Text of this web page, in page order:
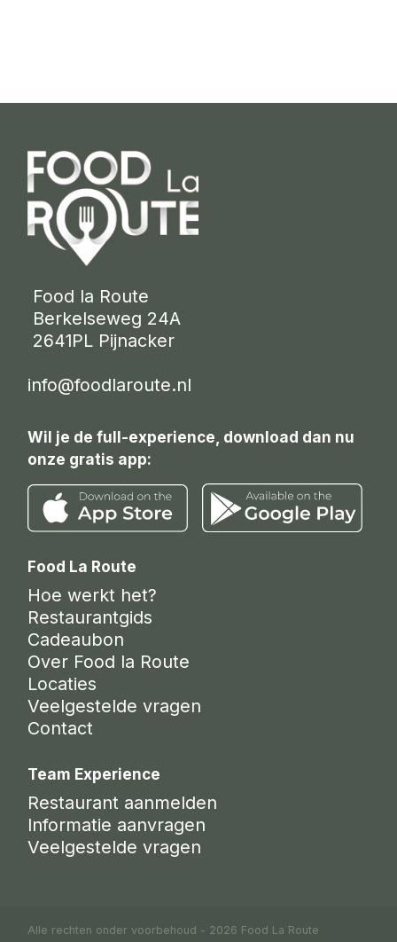
Food la Route
Berkelseweg 24A
2641PL Pijnacker
info@foodlaroute.nl
Wil je de full-experience, download dan nu
onze gratis app:
Food La Route
Hoe werkt het?
Restaurantgids
Cadeaubon
Over Food la Route
Locaties
Veelgestelde vragen
Contact
Team Experience
Restaurant aanmelden
Informatie aanvragen
Veelgestelde vragen
Alle rechten onder voorbehoud - 2026 Food La Route